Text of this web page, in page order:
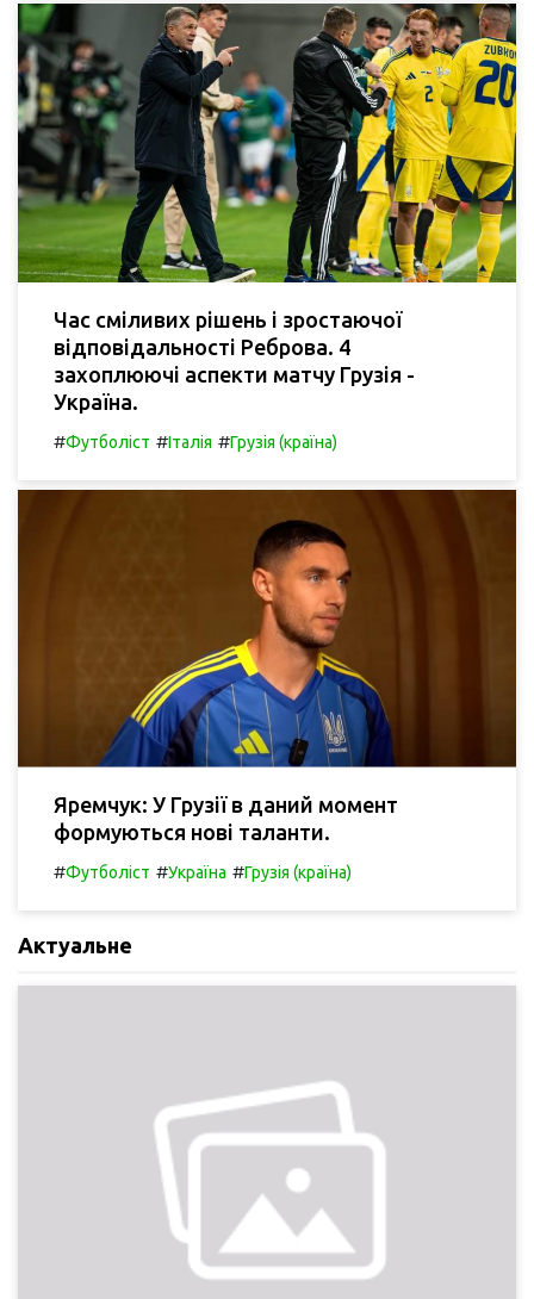
Час сміливих рішень і зростаючої
відповідальності Реброва. 4
захоплюючі аспекти матчу Грузія -
Україна.
#Футболіст #Італія #Грузія (країна)
Яремчук: У Грузії в даний момент
формуються нові таланти.
#Футболіст #Україна #Грузія (країна)
Актуальне